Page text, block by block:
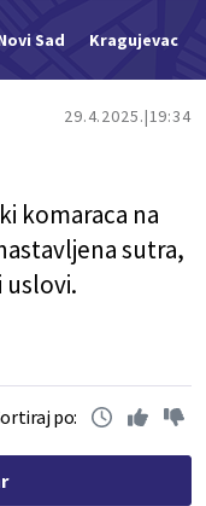
Sad Kragujevac
29.4.2025. 19:34
komaraca na
sutra,
po: